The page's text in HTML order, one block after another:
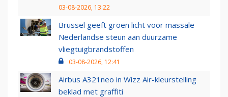
03-08-2026, 13:22
Brussel geeft groen licht voor massale
Nederlandse steun aan duurzame
vliegtuigbrandstoffen
03-08-2026, 12:41
Airbus A321neo in Wizz Air-kleurstelling
beklad met graffiti